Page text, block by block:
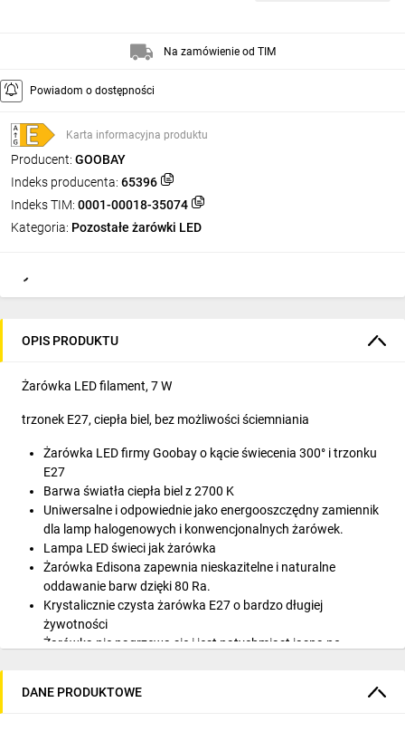
Karta informacyjna produktu
Producent: GOOBAY
Indeks producenta: 65396
Indeks TIM: 0001-00018-35074
Kategoria: Pozostałe żarówki LED
Na zamówienie od TIM
Powiadom o dostępności
OPIS PRODUKTU
Żarówka LED filament, 7 W
trzonek E27, ciepła biel, bez możliwości ściemniania
Żarówka LED firmy Goobay o kącie świecenia 300° i trzonku
E27
Barwa światła ciepła biel z 2700 K
Uniwersalne i odpowiednie jako energooszczędny zamiennik
dla lamp halogenowych i konwencjonalnych żarówek.
Lampa LED świeci jak żarówka
Żarówka Edisona zapewnia nieskazitelne i naturalne
oddawanie barw dzięki 80 Ra.
Krystalicznie czysta żarówka E27 o bardzo długiej
żywotności
Żarówka nie nagrzewa się i jest natychmiast jasna po
DANE PRODUKTOWE